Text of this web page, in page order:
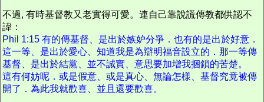
不過, 有時基督教又老實得可愛。連自己靠說謊傳教都供認不
諱：
Phil 1:15 有的傳基督、是出於嫉妒分爭．也有的是出於好意．
這一等、是出於愛心、知道我是為辯明福音設立的．那一等傳
基督、是出於結黨、並不誠實、意思要加增我捆鎖的苦楚。
這有何妨呢．或是假意、或是真心、無論怎樣、基督究竟被傳
開了．為此我就歡喜、並且還要歡喜。